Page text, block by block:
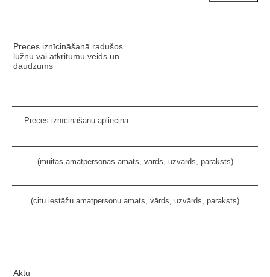
Preces iznīcināšanā radušos
lūžņu vai atkritumu veids un
daudzums
Preces iznīcināšanu apliecina:
(muitas amatpersonas amats, vārds, uzvārds, paraksts)
(citu iestāžu amatpersonu amats, vārds, uzvārds, paraksts)
Aktu